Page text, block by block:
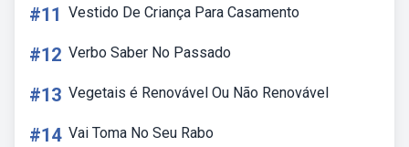
#11 Vestido De Criança Para Casamento
#12 Verbo Saber No Passado
#13 Vegetais é Renovável Ou Não Renovável
#14 Vai Toma No Seu Rabo